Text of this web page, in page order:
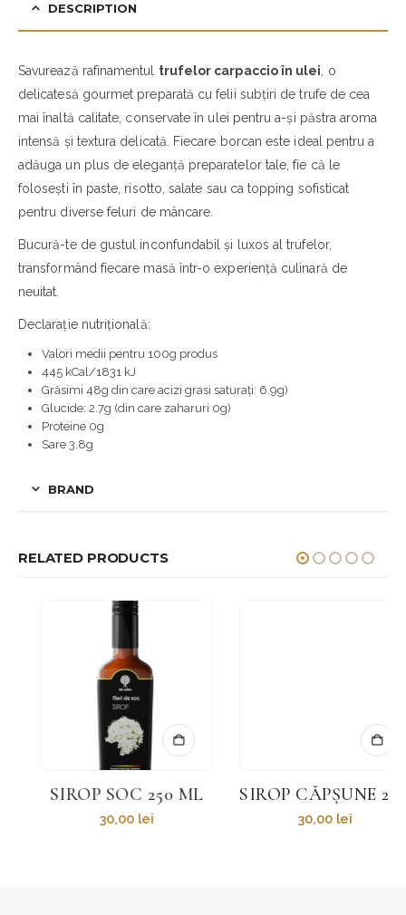
DESCRIPTION
Savurează rafinamentul trufelor carpaccio în ulei , o
delicatesă gourmet preparată cu felii subțiri de trufe de cea
mai înaltă calitate, conservate în ulei pentru a-și păstra aroma
intensă și textura delicată. Fiecare borcan este ideal pentru a
adăuga un plus de eleganță preparatelor tale, fie că le
folosești în paste, risotto, salate sau ca topping sofisticat
pentru diverse feluri de mâncare.
Bucură-te de gustul inconfundabil și luxos al trufelor,
transformând fiecare masă într-o experiență culinară de
neuitat.
Declarație nutrițională:
Valori medii pentru 100g produs
445 kCal/1831 kJ
Grăsimi 48g din care acizi grasi saturați: 6.9g)
Glucide: 2.7g (din care zaharuri 0g)
Proteine 0g
Sare 3.8g
BRAND
RELATED PRODUCTS
SIROP SOC 250 ML
30,00lei
SIROP CĂPȘUNE 250 ML
30,00lei